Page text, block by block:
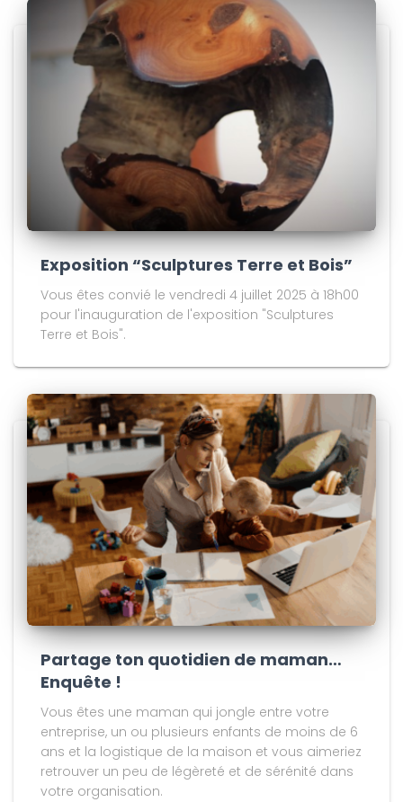
Exposition “Sculptures Terre et Bois”
Vous êtes convié le vendredi 4 juillet 2025 à 18h00
pour l'inauguration de l'exposition "Sculptures
Terre et Bois".
Partage ton quotidien de maman…
Enquête !
Vous êtes une maman qui jongle entre votre
entreprise, un ou plusieurs enfants de moins de 6
ans et la logistique de la maison et vous aimeriez
retrouver un peu de légèreté et de sérénité dans
votre organisation.